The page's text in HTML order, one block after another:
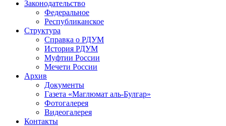
Законодательство
Федеральное
Республиканское
Структура
Справка о РДУМ
История РДУМ
Муфтии России
Мечети России
Архив
Документы
Газета «Маглюмат аль-Булгар»
Фотогалерея
Видеогалерея
Контакты